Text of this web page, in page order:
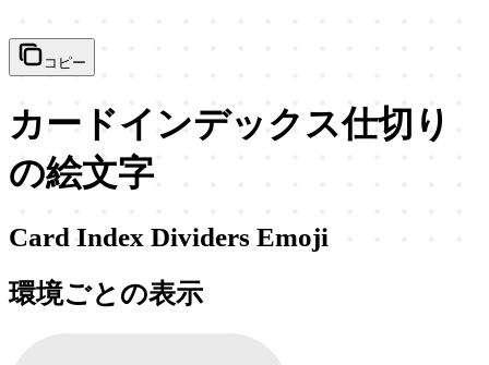
コピー
カードインデックス仕切り
の絵文字
Card Index Dividers Emoji
環境ごとの表示